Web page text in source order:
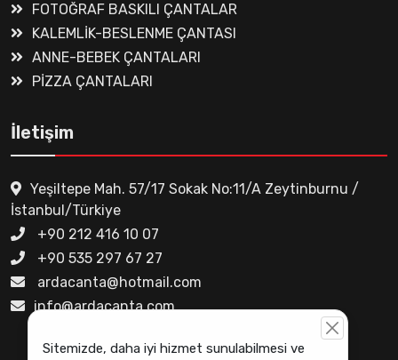
FOTOĞRAF BASKILI ÇANTALAR
KALEMLİK-BESLENME ÇANTASI
ANNE-BEBEK ÇANTALARI
PİZZA ÇANTALARI
İletişim
Yeşiltepe Mah. 57/17 Sokak No:11/A Zeytinburnu /
İstanbul/Türkiye
+90 212 416 10 07
+90 535 297 67 27
ardacanta@hotmail.com
info@ardacanta.com
Sitemizde, daha iyi hizmet sunulabilmesi ve